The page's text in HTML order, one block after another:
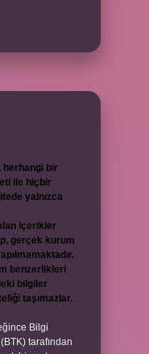
herhangi bir
ile hiçbir
yalnızca
içerikler
gerçek kurum
benzerlikleri
bilgiler
taşımazlar.
Bilgi
tarafından